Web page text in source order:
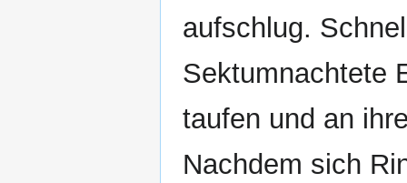
aufschlug.
Sektumnachtete
taufen und an
Nachdem sich